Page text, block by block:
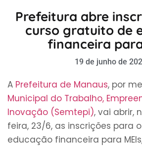
Prefeitura abre
curso gratuito de
financeira
19 de junho de
A Prefeitura de Manaus, por
Municipal do Trabalho,
Inovação (Semtepi), vai abrir,
feira, 23/6, as inscrições para
educação financeira para